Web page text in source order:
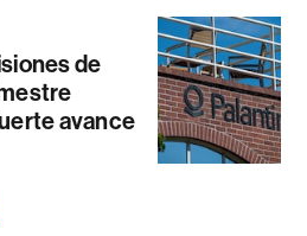
de
avance